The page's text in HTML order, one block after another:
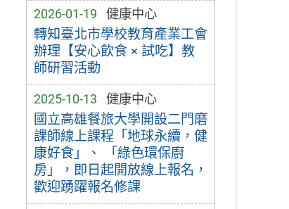
2026-01-19 健康中心
轉知臺北市學校教育產業工會
辦理【安心飲食 × 試吃】教
師研習活動
2025-10-13 健康中心
國立高雄餐旅大學開設二門磨
課師線上課程「地球永續，健
康好食」、 「綠色環保廚
房」，即日起開放線上報名，
歡迎踴躍報名修課